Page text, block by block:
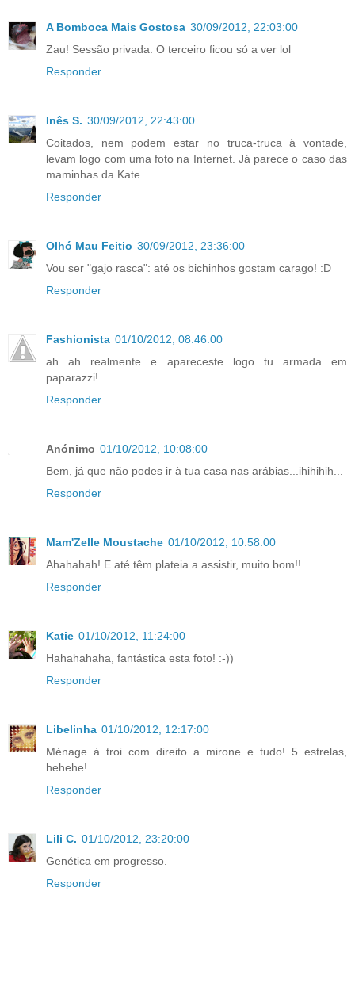
A Bomboca Mais Gostosa 30/09/2012, 22:03:00
Zau! Sessão privada. O terceiro ficou só a ver lol
Responder
Inês S. 30/09/2012, 22:43:00
Coitados, nem podem estar no truca-truca à vontade,
levam logo com uma foto na Internet. Já parece o caso das
maminhas da Kate.
Responder
Olhó Mau Feitio 30/09/2012, 23:36:00
Vou ser "gajo rasca": até os bichinhos gostam carago! :D
Responder
Fashionista 01/10/2012, 08:46:00
ah ah realmente e apareceste logo tu armada em
paparazzi!
Responder
Anónimo 01/10/2012, 10:08:00
Bem, já que não podes ir à tua casa nas arábias...ihihihih...
Responder
Mam'Zelle Moustache 01/10/2012, 10:58:00
Ahahahah! E até têm plateia a assistir, muito bom!!
Responder
Katie 01/10/2012, 11:24:00
Hahahahaha, fantástica esta foto! :-))
Responder
Libelinha 01/10/2012, 12:17:00
Ménage à troi com direito a mirone e tudo! 5 estrelas,
hehehe!
Responder
Lili C. 01/10/2012, 23:20:00
Genética em progresso.
Responder